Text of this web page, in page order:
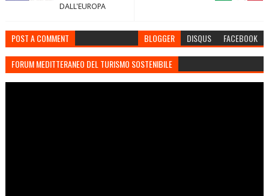
DALL'EUROPA
POST A COMMENT BLOGGER DISQUS FACEBOOK
FORUM MEDITTERANEO DEL TURISMO SOSTENIBILE